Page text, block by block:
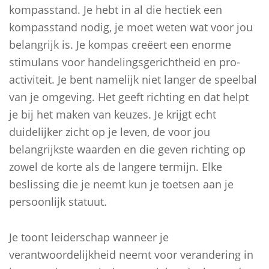
kompasstand. Je hebt in al die hectiek een
kompasstand nodig, je moet weten wat voor jou
belangrijk is. Je kompas creëert een enorme
stimulans voor handelingsgerichtheid en pro-
activiteit. Je bent namelijk niet langer de speelbal
van je omgeving. Het geeft richting en dat helpt
je bij het maken van keuzes. Je krijgt echt
duidelijker zicht op je leven, de voor jou
belangrijkste waarden en die geven richting op
zowel de korte als de langere termijn. Elke
beslissing die je neemt kun je toetsen aan je
persoonlijk statuut.
Je toont leiderschap wanneer je
verantwoordelijkheid neemt voor verandering in